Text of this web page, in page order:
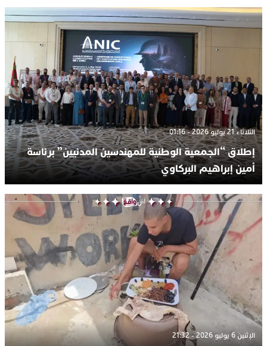
الثلاثاء 21 يوليو 2026 - 01:16
إطلاق “الجمعية الوطنية للمهندسين المدنيين” برئاسة
أمين إبراهيم البركاوي
الإثنين 6 يوليو 2026 - 21:32